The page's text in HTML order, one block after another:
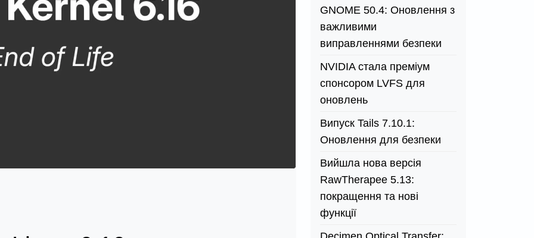
GNOME 50.4: Оновлення з
важливими
виправленнями безпеки
NVIDIA стала преміум
спонсором LVFS для
оновлень
Випуск Tails 7.10.1:
Оновлення для безпеки
Вийшла нова версія
RawTherapee 5.13:
покращення та нові
функції